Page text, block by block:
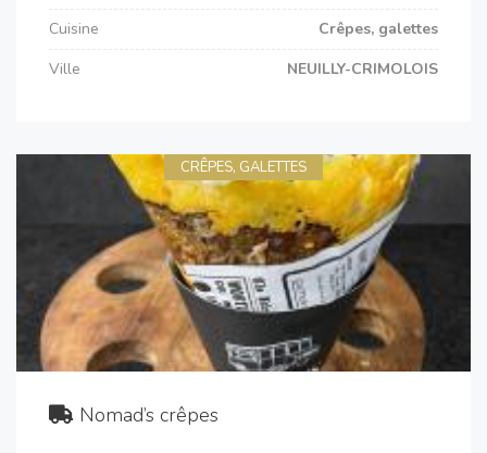
Cuisine
Crêpes, galettes
Ville
NEUILLY-CRIMOLOIS
CRÊPES, GALETTES
Nomad’s crêpes